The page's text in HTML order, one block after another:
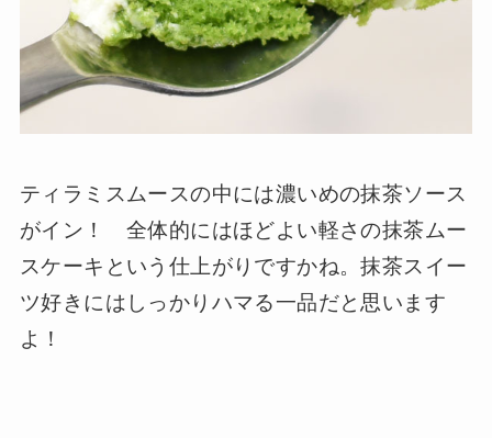
ティラミスムースの中には濃いめの抹茶ソース
がイン！ 全体的にはほどよい軽さの抹茶ムー
スケーキという仕上がりですかね。抹茶スイー
ツ好きにはしっかりハマる一品だと思います
よ！